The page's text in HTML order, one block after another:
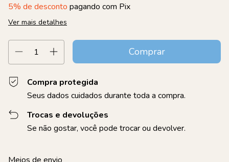
5% de desconto pagando com Pix
Ver mais detalhes
Compra protegida
Seus dados cuidados durante toda a compra.
Trocas e devoluções
Se não gostar, você pode trocar ou devolver.
Entregas para o CEP:
Meios de envio